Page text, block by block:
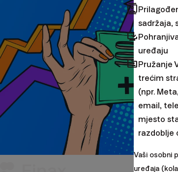
contacts
sadržaja,
browser_updated
uređaju
folder_sharedPružanje
trećim
(npr.
email,
mjesto
razdoblje
Vaši osobni
uređaja